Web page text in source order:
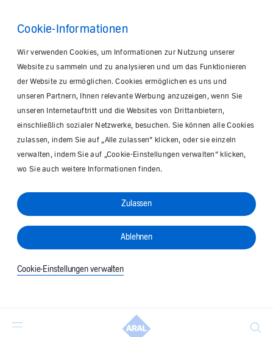
Cookie-Informationen
Wir verwenden Cookies, um Informationen zur Nutzung unserer
Website zu sammeln und zu analysieren und um das Funktionieren
der Website zu ermöglichen. Cookies ermöglichen es uns und
unseren Partnern, Ihnen relevante Werbung anzuzeigen, wenn Sie
unseren Internetauftritt und die Websites von Drittanbietern,
einschließlich sozialer Netzwerke, besuchen. Sie können alle Cookies
zulassen, indem Sie auf „Alle zulassen“ klicken, oder sie einzeln
verwalten, indem Sie auf „Cookie-Einstellungen verwalten“ klicken,
wo Sie auch weitere Informationen finden.
Zulassen
Ablehnen
Cookie-Einstellungen verwalten
Suche